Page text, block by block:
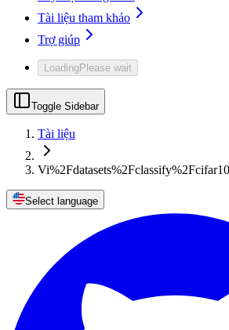
Tài liệu tham khảo
Trợ giúp
LoadingPlease wait
Toggle Sidebar
Tài liệu
Select language